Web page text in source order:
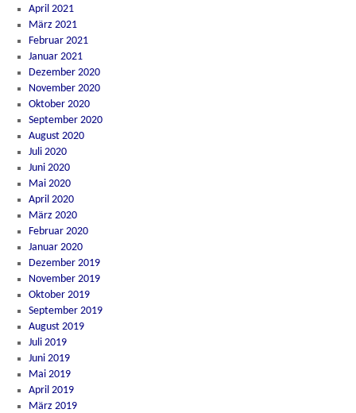
April 2021
März 2021
Februar 2021
Januar 2021
Dezember 2020
November 2020
Oktober 2020
September 2020
August 2020
Juli 2020
Juni 2020
Mai 2020
April 2020
März 2020
Februar 2020
Januar 2020
Dezember 2019
November 2019
Oktober 2019
September 2019
August 2019
Juli 2019
Juni 2019
Mai 2019
April 2019
März 2019